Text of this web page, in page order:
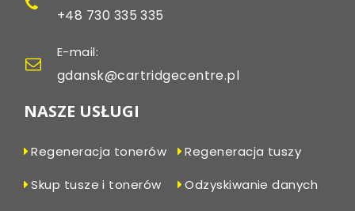
+48 730 335 335
E-mail:
gdansk@cartridgecentre.pl
NASZE USŁUGI
Regeneracja tonerów
Regeneracja tuszy
Skup tusze i tonerów
Odzyskiwanie danych